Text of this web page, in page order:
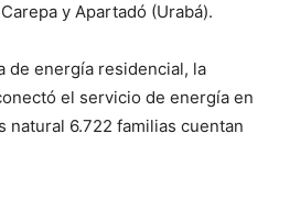
y Apartadó (Urabá).
de energía residencial, la
el servicio de energía en
natural 6.722 familias cuentan